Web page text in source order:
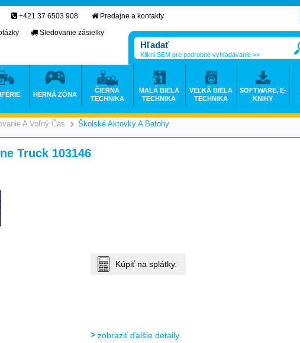
A Voľný Čas >
Školské Aktovky A Batohy
Truck 103146
Kúpiť na splátky.
zobraziť ďalšie detaily
+421 37 6503 908
Predajne a kontakty
Sledovanie zásielky
Klikni SEM pre podrobné vyhľadávanie >>
HERNÁ ZÓNA
ČIERNA
TECHNIKA
MALÁ BIELA
TECHNIKA
VEĽKÁ BIELA
TECHNIKA
SOFTWARE, E-
KNIHY